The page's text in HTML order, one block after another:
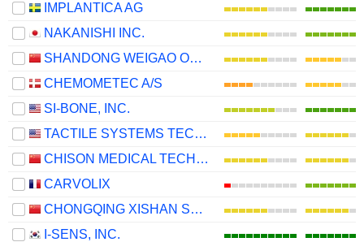
IMPLANTICA AG
NAKANISHI INC.
SHANDONG WEIGAO ORTHOPAEDIC DEVICE CO., LTD
CHEMOMETEC A/S
SI-BONE, INC.
TACTILE SYSTEMS TECHNOLOGY, INC.
CHISON MEDICAL TECHNOLOGIES CO., LTD.
CARVOLIX
CHONGQING XISHAN SCIENCE & TECHNOLOGY CO., LTD.
I-SENS, INC.